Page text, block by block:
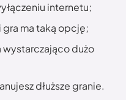
internetu;
ma taką opcję;
wystarczająco dużo
dłuższe granie.